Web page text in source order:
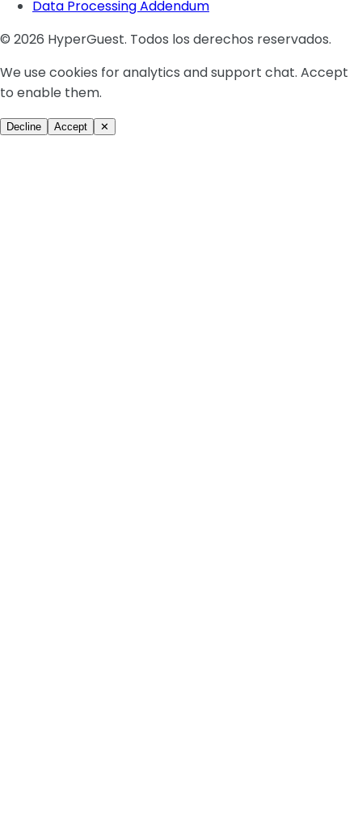
Data Processing Addendum
© 2026 HyperGuest. Todos los derechos reservados.
We use cookies for analytics and support chat. Accept
to enable them.
Decline Accept ✕